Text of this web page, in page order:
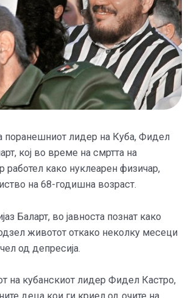
поранешниот лидер на Куба, Фидел
кој во време на смртта на
работел како нуклеарен физичар,
на 68-годишна возраст.
Баларт, во јавноста познат како
животот откако неколку месеци
од депресија.
на кубанскиот лидер Фидел Кастро,